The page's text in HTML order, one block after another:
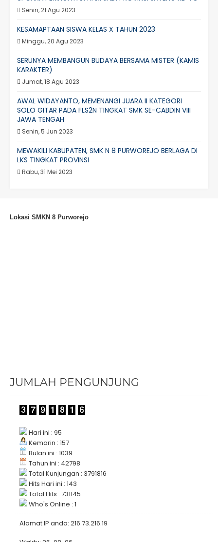
Senin, 21 Agu 2023
KESAMAPTAAN SISWA KELAS X TAHUN 2023
Minggu, 20 Agu 2023
SERUNYA MEMBANGUN BUDAYA BERSAMA MISTER (KAMIS
KARAKTER)
Jumat, 18 Agu 2023
AWAL WIDAYANTO, MEMENANGI JUARA II KATEGORI
SOLO GITAR PADA FLS2N TINGKAT SMK SE-CABDIN VIII
JAWA TENGAH
Senin, 5 Jun 2023
MEWAKILI KABUPATEN, SMK N 8 PURWOREJO BERLAGA DI
LKS TINGKAT PROVINSI
Rabu, 31 Mei 2023
Lokasi SMKN 8 Purworejo
JUMLAH PENGUNJUNG
Hari ini : 95
Kemarin : 157
Bulan ini : 1039
Tahun ini : 42798
Total Kunjungan : 3791816
Hits Hari ini : 143
Total Hits : 731145
Who's Online : 1
Alamat IP anda: 216.73.216.19